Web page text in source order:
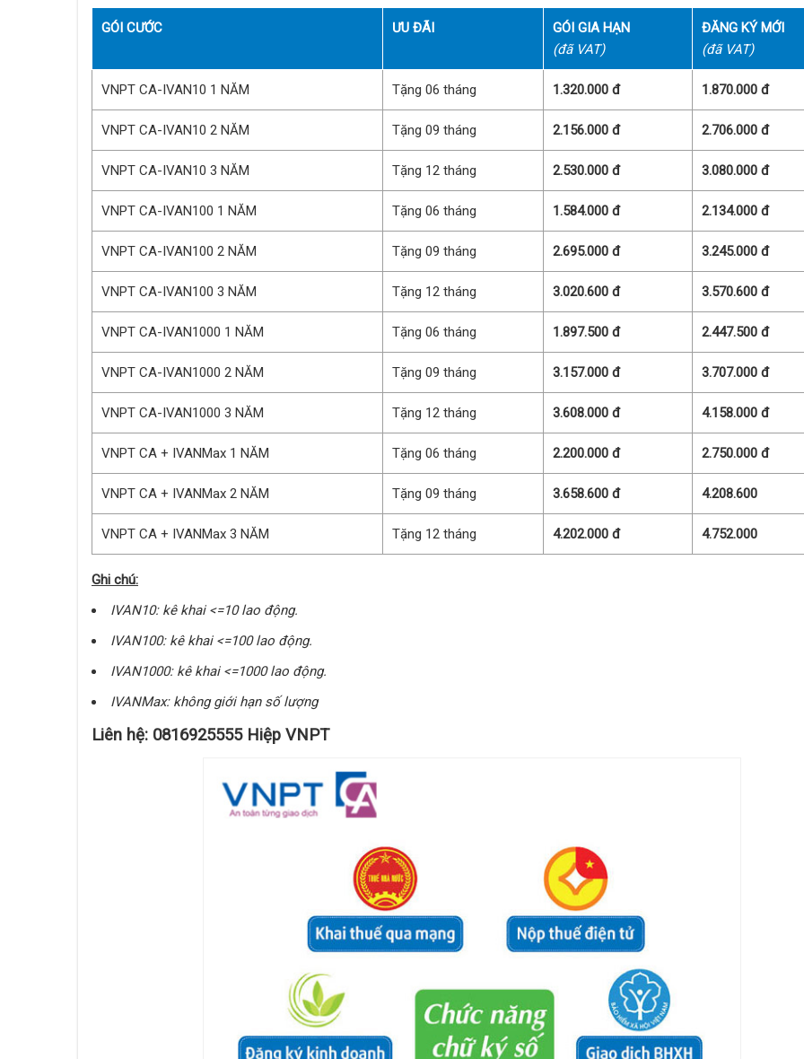
GÓI CƯỚC ƯU ĐÃI
GÓI GIA HẠN
(đã VAT)
ĐĂNG KÝ MỚI
(đã VAT)
VNPT CA-IVAN10 1 NĂM Tặng 06 tháng 1.320.000 đ 1.870.000 đ
VNPT CA-IVAN10 2 NĂM Tặng 09 tháng 2.156.000 đ 2.706.000 đ
VNPT CA-IVAN10 3 NĂM Tặng 12 tháng 2.530.000 đ 3.080.000 đ
VNPT CA-IVAN100 1 NĂM Tặng 06 tháng 1.584.000 đ 2.134.000 đ
VNPT CA-IVAN100 2 NĂM Tặng 09 tháng 2.695.000 đ 3.245.000 đ
VNPT CA-IVAN100 3 NĂM Tặng 12 tháng 3.020.600 đ 3.570.600 đ
VNPT CA-IVAN1000 1 NĂM Tặng 06 tháng 1.897.500 đ 2.447.500 đ
VNPT CA-IVAN1000 2 NĂM Tặng 09 tháng 3.157.000 đ 3.707.000 đ
VNPT CA-IVAN1000 3 NĂM Tặng 12 tháng 3.608.000 đ 4.158.000 đ
VNPT CA + IVANMax 1 NĂM Tặng 06 tháng 2.200.000 đ 2.750.000 đ
VNPT CA + IVANMax 2 NĂM Tặng 09 tháng 3.658.600 đ 4.208.600
VNPT CA + IVANMax 3 NĂM Tặng 12 tháng 4.202.000 đ 4.752.000
Ghi chú:
IVAN10: kê khai <=10 lao động.
IVAN100: kê khai <=100 lao động.
IVAN1000: kê khai <=1000 lao động.
IVANMax: không giới hạn số lượng
Liên hệ: 0816925555 Hiệp VNPT